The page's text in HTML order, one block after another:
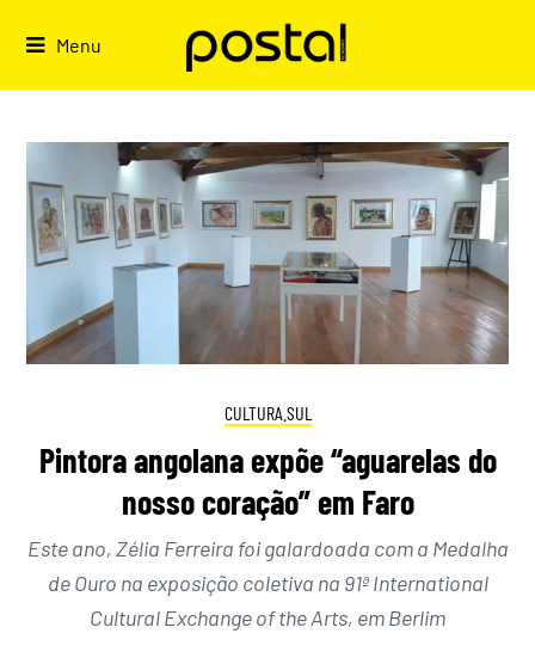
Menu
CULTURA.SUL
Pintora angolana expõe “aguarelas do
nosso coração” em Faro
Este ano, Zélia Ferreira foi galardoada com a Medalha
de Ouro na exposição coletiva na 91ª International
Cultural Exchange of the Arts, em Berlim